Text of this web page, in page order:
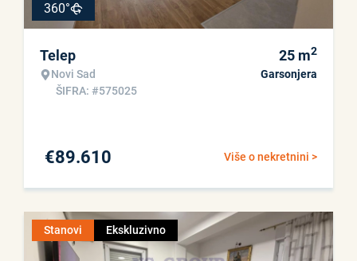
360°
Telep
Novi Sad
ŠIFRA: #575025
25 m2
Garsonjera
Više o nekretnini >
€89.610
Stanovi Ekskluzivno